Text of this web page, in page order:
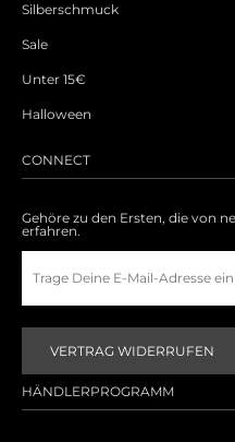
Silberschmuck
Sale
Unter 15€
Halloween
CONNECT
Gehöre zu den Ersten, die von
erfahren.
VERTRAG WIDERRUFEN
HÄNDLERPROGRAMM